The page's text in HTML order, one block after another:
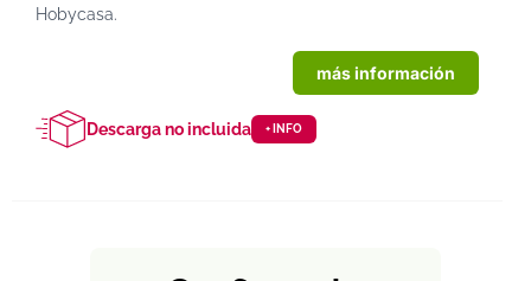
Hobycasa.
más información
Descarga no incluida + INFO